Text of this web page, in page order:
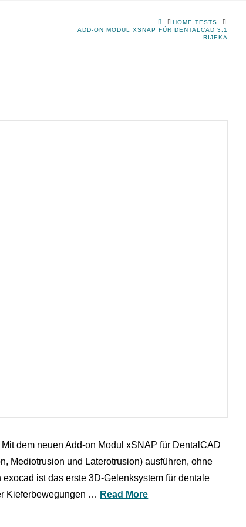
HOMEHOME TESTS
ADD-ON MODUL XSNAP FÜR DENTALCAD 3.1
RIJEKA
dem neuen Add-on Modul xSNAP für DentalCAD
Mediotrusion und Laterotrusion) ausführen, ohne
ist das erste 3D-Gelenksystem für dentale
Kieferbewegungen … Read More